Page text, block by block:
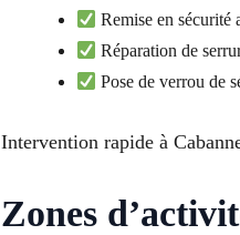
Remise en sécurité
Réparation de
Pose de verrou de
Intervention rapide à
Zones